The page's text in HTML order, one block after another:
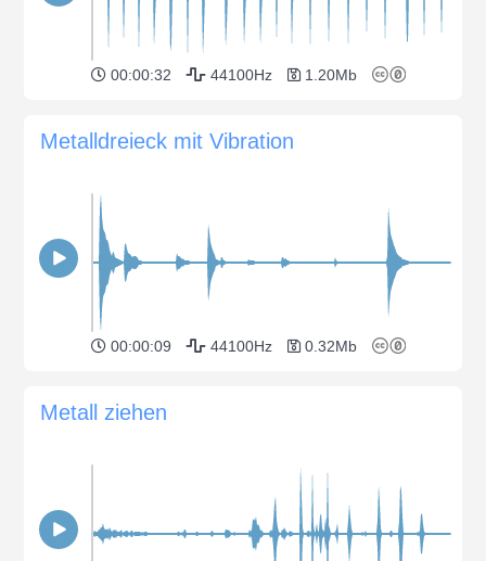
00:00:32 44100Hz 1.20Mb
Metalldreieck mit Vibration
00:00:09 44100Hz 0.32Mb
Metall ziehen